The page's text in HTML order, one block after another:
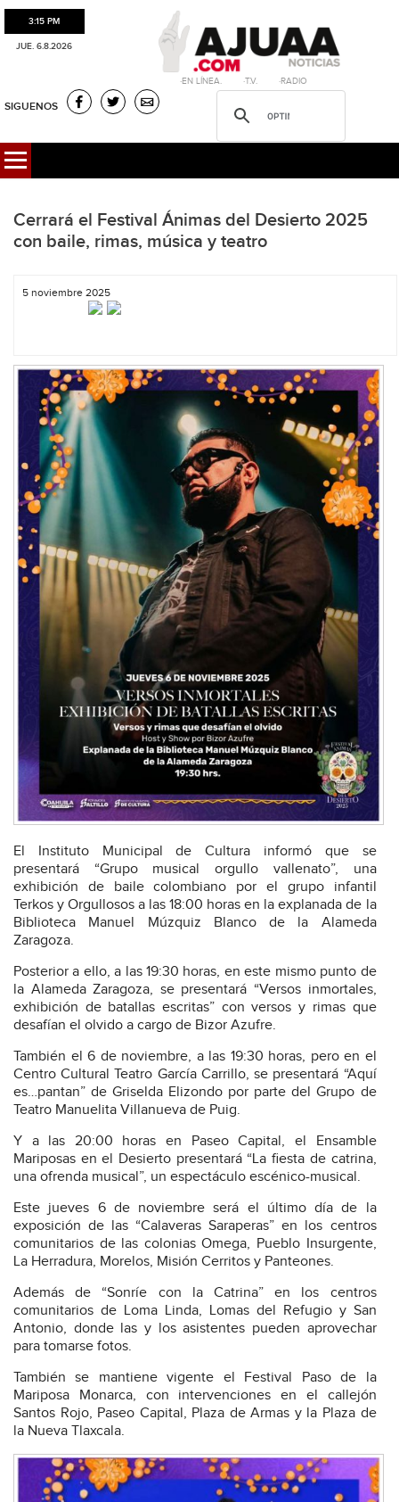
3:15 PM
JUE. 6.8.2026
·EN LÍNEA. ·T.V. ·RADIO
SIGUENOS
Cerrará el Festival Ánimas del Desierto 2025
con baile, rimas, música y teatro
5 noviembre 2025
El Instituto Municipal de Cultura informó que se
presentará “Grupo musical orgullo vallenato”, una
exhibición de baile colombiano por el grupo infantil
Terkos y Orgullosos a las 18:00 horas en la explanada de la
Biblioteca Manuel Múzquiz Blanco de la Alameda
Zaragoza.
Posterior a ello, a las 19:30 horas, en este mismo punto de
la Alameda Zaragoza, se presentará “Versos inmortales,
exhibición de batallas escritas” con versos y rimas que
desafían el olvido a cargo de Bizor Azufre.
También el 6 de noviembre, a las 19:30 horas, pero en el
Centro Cultural Teatro García Carrillo, se presentará “Aquí
es…pantan” de Griselda Elizondo por parte del Grupo de
Teatro Manuelita Villanueva de Puig.
Y a las 20:00 horas en Paseo Capital, el Ensamble
Mariposas en el Desierto presentará “La fiesta de catrina,
una ofrenda musical”, un espectáculo escénico-musical.
Este jueves 6 de noviembre será el último día de la
exposición de las “Calaveras Saraperas” en los centros
comunitarios de las colonias Omega, Pueblo Insurgente,
La Herradura, Morelos, Misión Cerritos y Panteones.
Además de “Sonríe con la Catrina” en los centros
comunitarios de Loma Linda, Lomas del Refugio y San
Antonio, donde las y los asistentes pueden aprovechar
para tomarse fotos.
También se mantiene vigente el Festival Paso de la
Mariposa Monarca, con intervenciones en el callejón
Santos Rojo, Paseo Capital, Plaza de Armas y la Plaza de
la Nueva Tlaxcala.